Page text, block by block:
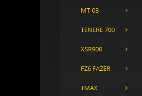
MT-03
TENERE 700
XSR900
FZ6 FAZER
TMAX